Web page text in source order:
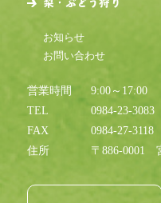
お知らせ
お問い合わせ
営業時間
9:00～17:00
TEL
0984-23-3083
FAX
0984-27-3118
住所
〒886-0001